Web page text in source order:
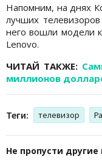
Напомним, на днях
лучших
него вошли модели
Lenovo.
ЧИТАЙ ТАКЖЕ:
миллионов
Теги: телевизор
Не пропусти